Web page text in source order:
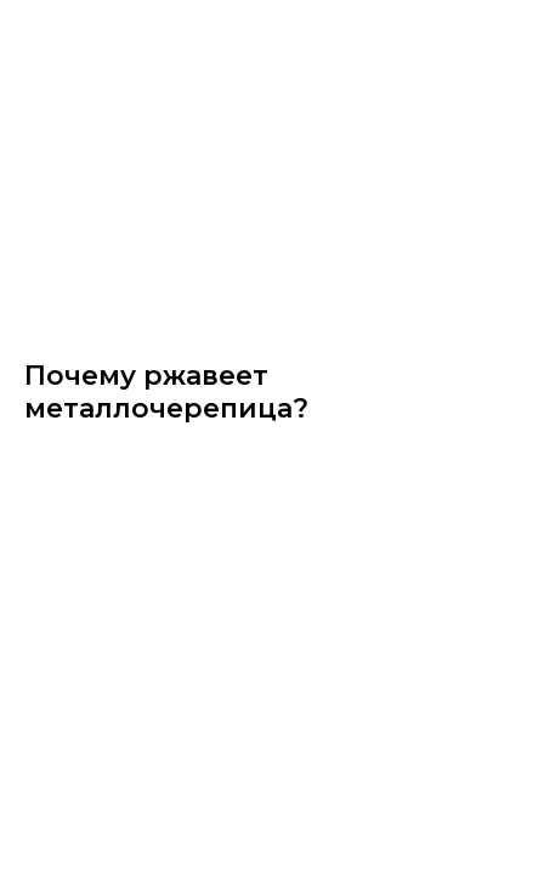
Почему ржавеет
металлочерепица?